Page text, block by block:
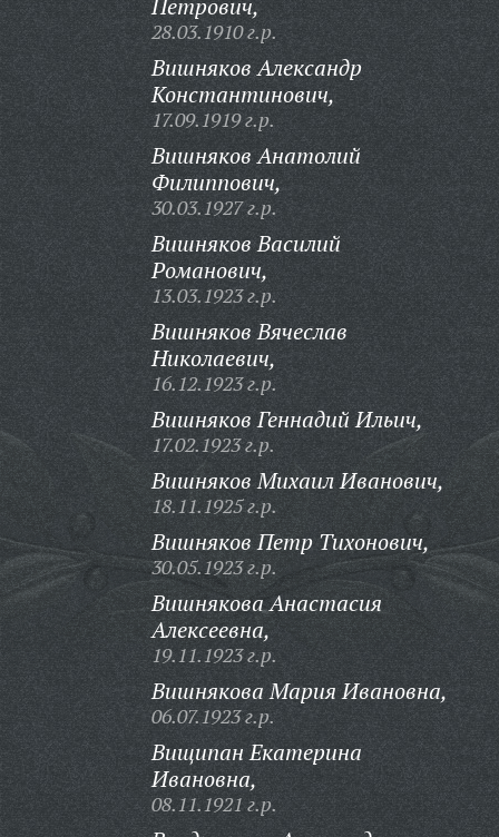
Петрович,
28.03.1910 г.р.
Вишняков Александр
Константинович,
17.09.1919 г.р.
Вишняков Анатолий
Филиппович,
30.03.1927 г.р.
Вишняков Василий
Романович,
13.03.1923 г.р.
Вишняков Вячеслав
Николаевич,
16.12.1923 г.р.
Вишняков Геннадий Ильич,
17.02.1923 г.р.
Вишняков Михаил Иванович,
18.11.1925 г.р.
Вишняков Петр Тихонович,
30.05.1923 г.р.
Вишнякова Анастасия
Алексеевна,
19.11.1923 г.р.
Вишнякова Мария Ивановна,
06.07.1923 г.р.
Вищипан Екатерина
Ивановна,
08.11.1921 г.р.